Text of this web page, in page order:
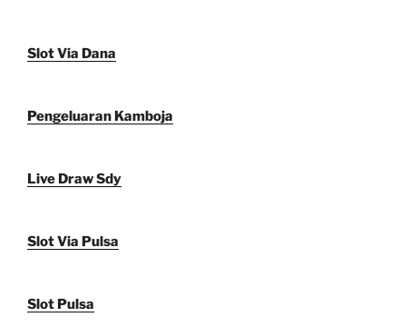
Slot Via Dana
Pengeluaran Kamboja
Live Draw Sdy
Slot Via Pulsa
Slot Pulsa